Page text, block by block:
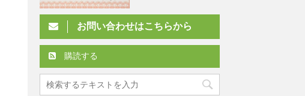
お問い合わせはこちらから
購読する